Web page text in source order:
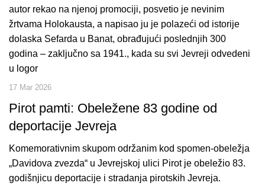
autor rekao na njenoj promociji, posvetio je nevinim
žrtvama Holokausta, a napisao ju je polazeći od istorije
dolaska Sefarda u Banat, obrađujući poslednjih 300
godina – zaključno sa 1941., kada su svi Jevreji odvedeni
u logor
17 Mar 2026
Pirot pamti: Obeležene 83 godine od
deportacije Jevreja
Komemorativnim skupom održanim kod spomen-obeležja
„Davidova zvezda“ u Jevrejskoj ulici Pirot je obeležio 83.
godišnjicu deportacije i stradanja pirotskih Jevreja.